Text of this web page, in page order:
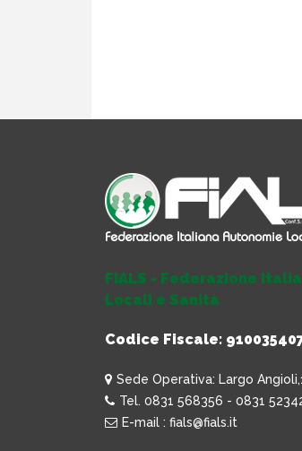
FIALS - Federazione
Locali e Sanità
Codice Fiscale:
Sede Operativa: Largo
Tel. 0831 568356 - 0831
E-mail : fials@fials.it